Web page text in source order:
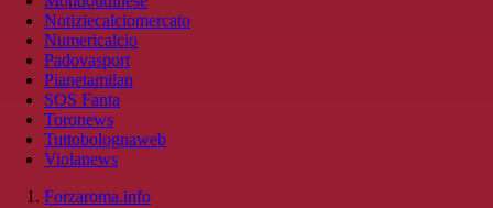
Notiziecalciomercato
Numericalcio
Padovasport
Pianetamilan
SOS Fanta
Toronews
Tuttobolognaweb
Violanews
Forzaroma.info